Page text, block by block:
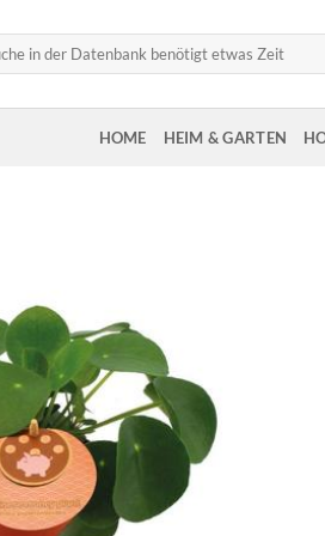
HOME HEIM & GARTEN